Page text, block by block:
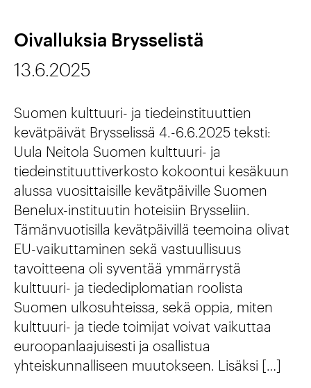
ä
k
e
ä
ä
k
u
l
t
t
u
u
r
i
n
:
k
e
s
t
ä
v
ä
n
t
u
s
o
n
W
i
n
d
-
r
u
n
o
t
e
Oivalluksia Brysselistä
13.6.2025
Suomen kulttuuri- ja tiedeinstituuttien
kevätpäivät Brysselissä 4.-6.6.2025 teksti:
Uula Neitola Suomen kulttuuri- ja
tiedeinstituuttiverkosto kokoontui kesäkuun
alussa vuosittaisille kevätpäiville Suomen
Benelux-instituutin hoteisiin Brysseliin.
Tämänvuotisilla kevätpäivillä teemoina olivat
EU-vaikuttaminen sekä vastuullisuus
tavoitteena oli syventää ymmärrystä
kulttuuri- ja tiedediplomatian roolista
Suomen ulkosuhteissa, sekä oppia, miten
kulttuuri- ja tiede toimijat voivat vaikuttaa
euroopanlaajuisesti ja osallistua
yhteiskunnalliseen muutokseen. Lisäksi […]